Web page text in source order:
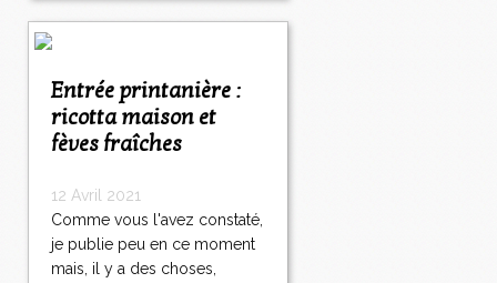
Entrée printanière :
ricotta maison et
fèves fraîches
12 Avril 2021
Comme vous l'avez constaté,
je publie peu en ce moment
mais, il y a des choses,